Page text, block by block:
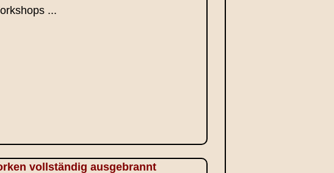
...
vollständig ausgebrannt